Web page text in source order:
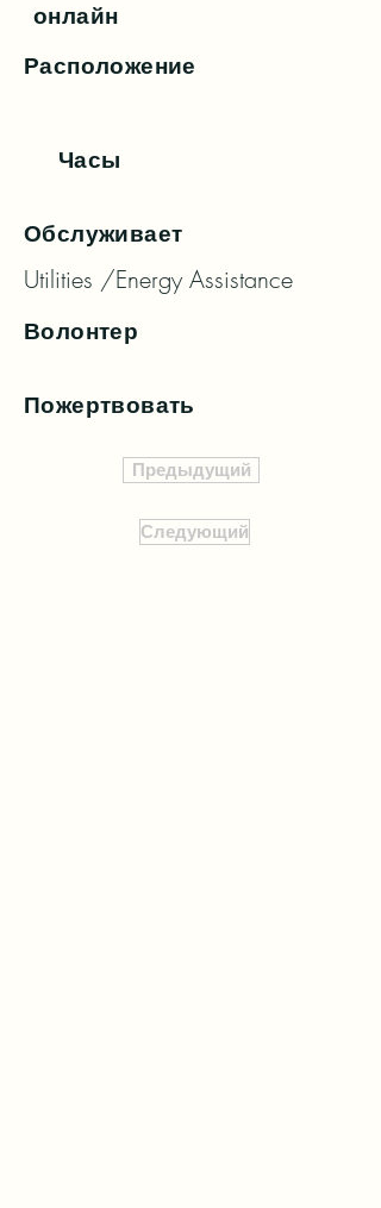
онлайн
Расположение
Часы
Обслуживает
Utilities /Energy Assistance
Волонтер
Пожертвовать
Предыдущий
Следующий